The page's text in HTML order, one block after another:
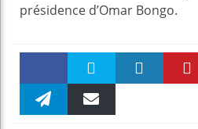
présidence d’Omar Bongo.
Faceboo Twitter